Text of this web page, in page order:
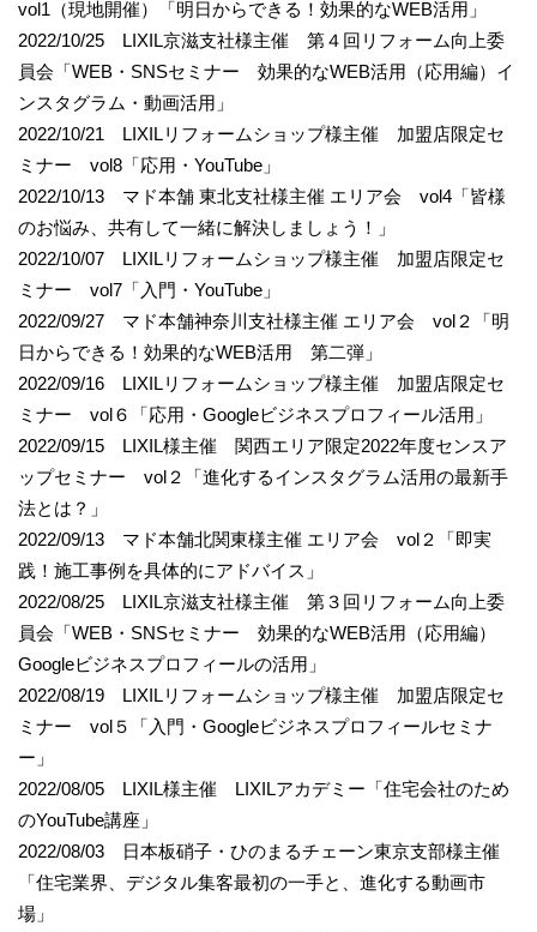
vol1（現地開催）「明日からできる！効果的なWEB活用」
2022/10/25 LIXIL京滋支社様主催 第４回リフォーム向上委
員会「WEB・SNSセミナー 効果的なWEB活用（応用編）イ
ンスタグラム・動画活用」
2022/10/21 LIXILリフォームショップ様主催 加盟店限定セ
ミナー vol8「応用・YouTube」
2022/10/13 マド本舗 東北支社様主催 エリア会 vol4「皆様
のお悩み、共有して一緒に解決しましょう！」
2022/10/07 LIXILリフォームショップ様主催 加盟店限定セ
ミナー vol7「入門・YouTube」
2022/09/27 マド本舗神奈川支社様主催 エリア会 vol２「明
日からできる！効果的なWEB活用 第二弾」
2022/09/16 LIXILリフォームショップ様主催 加盟店限定セ
ミナー vol６「応用・Googleビジネスプロフィール活用」
2022/09/15 LIXIL様主催 関西エリア限定2022年度センスア
ップセミナー vol２「進化するインスタグラム活用の最新手
法とは？」
2022/09/13 マド本舗北関東様主催 エリア会 vol２「即実
践！施工事例を具体的にアドバイス」
2022/08/25 LIXIL京滋支社様主催 第３回リフォーム向上委
員会「WEB・SNSセミナー 効果的なWEB活用（応用編）
Googleビジネスプロフィールの活用」
2022/08/19 LIXILリフォームショップ様主催 加盟店限定セ
ミナー vol５「入門・Googleビジネスプロフィールセミナ
ー」
2022/08/05 LIXIL様主催 LIXILアカデミー「住宅会社のため
のYouTube講座」
2022/08/03 日本板硝子・ひのまるチェーン東京支部様主催
「住宅業界、デジタル集客最初の一手と、進化する動画市
場」